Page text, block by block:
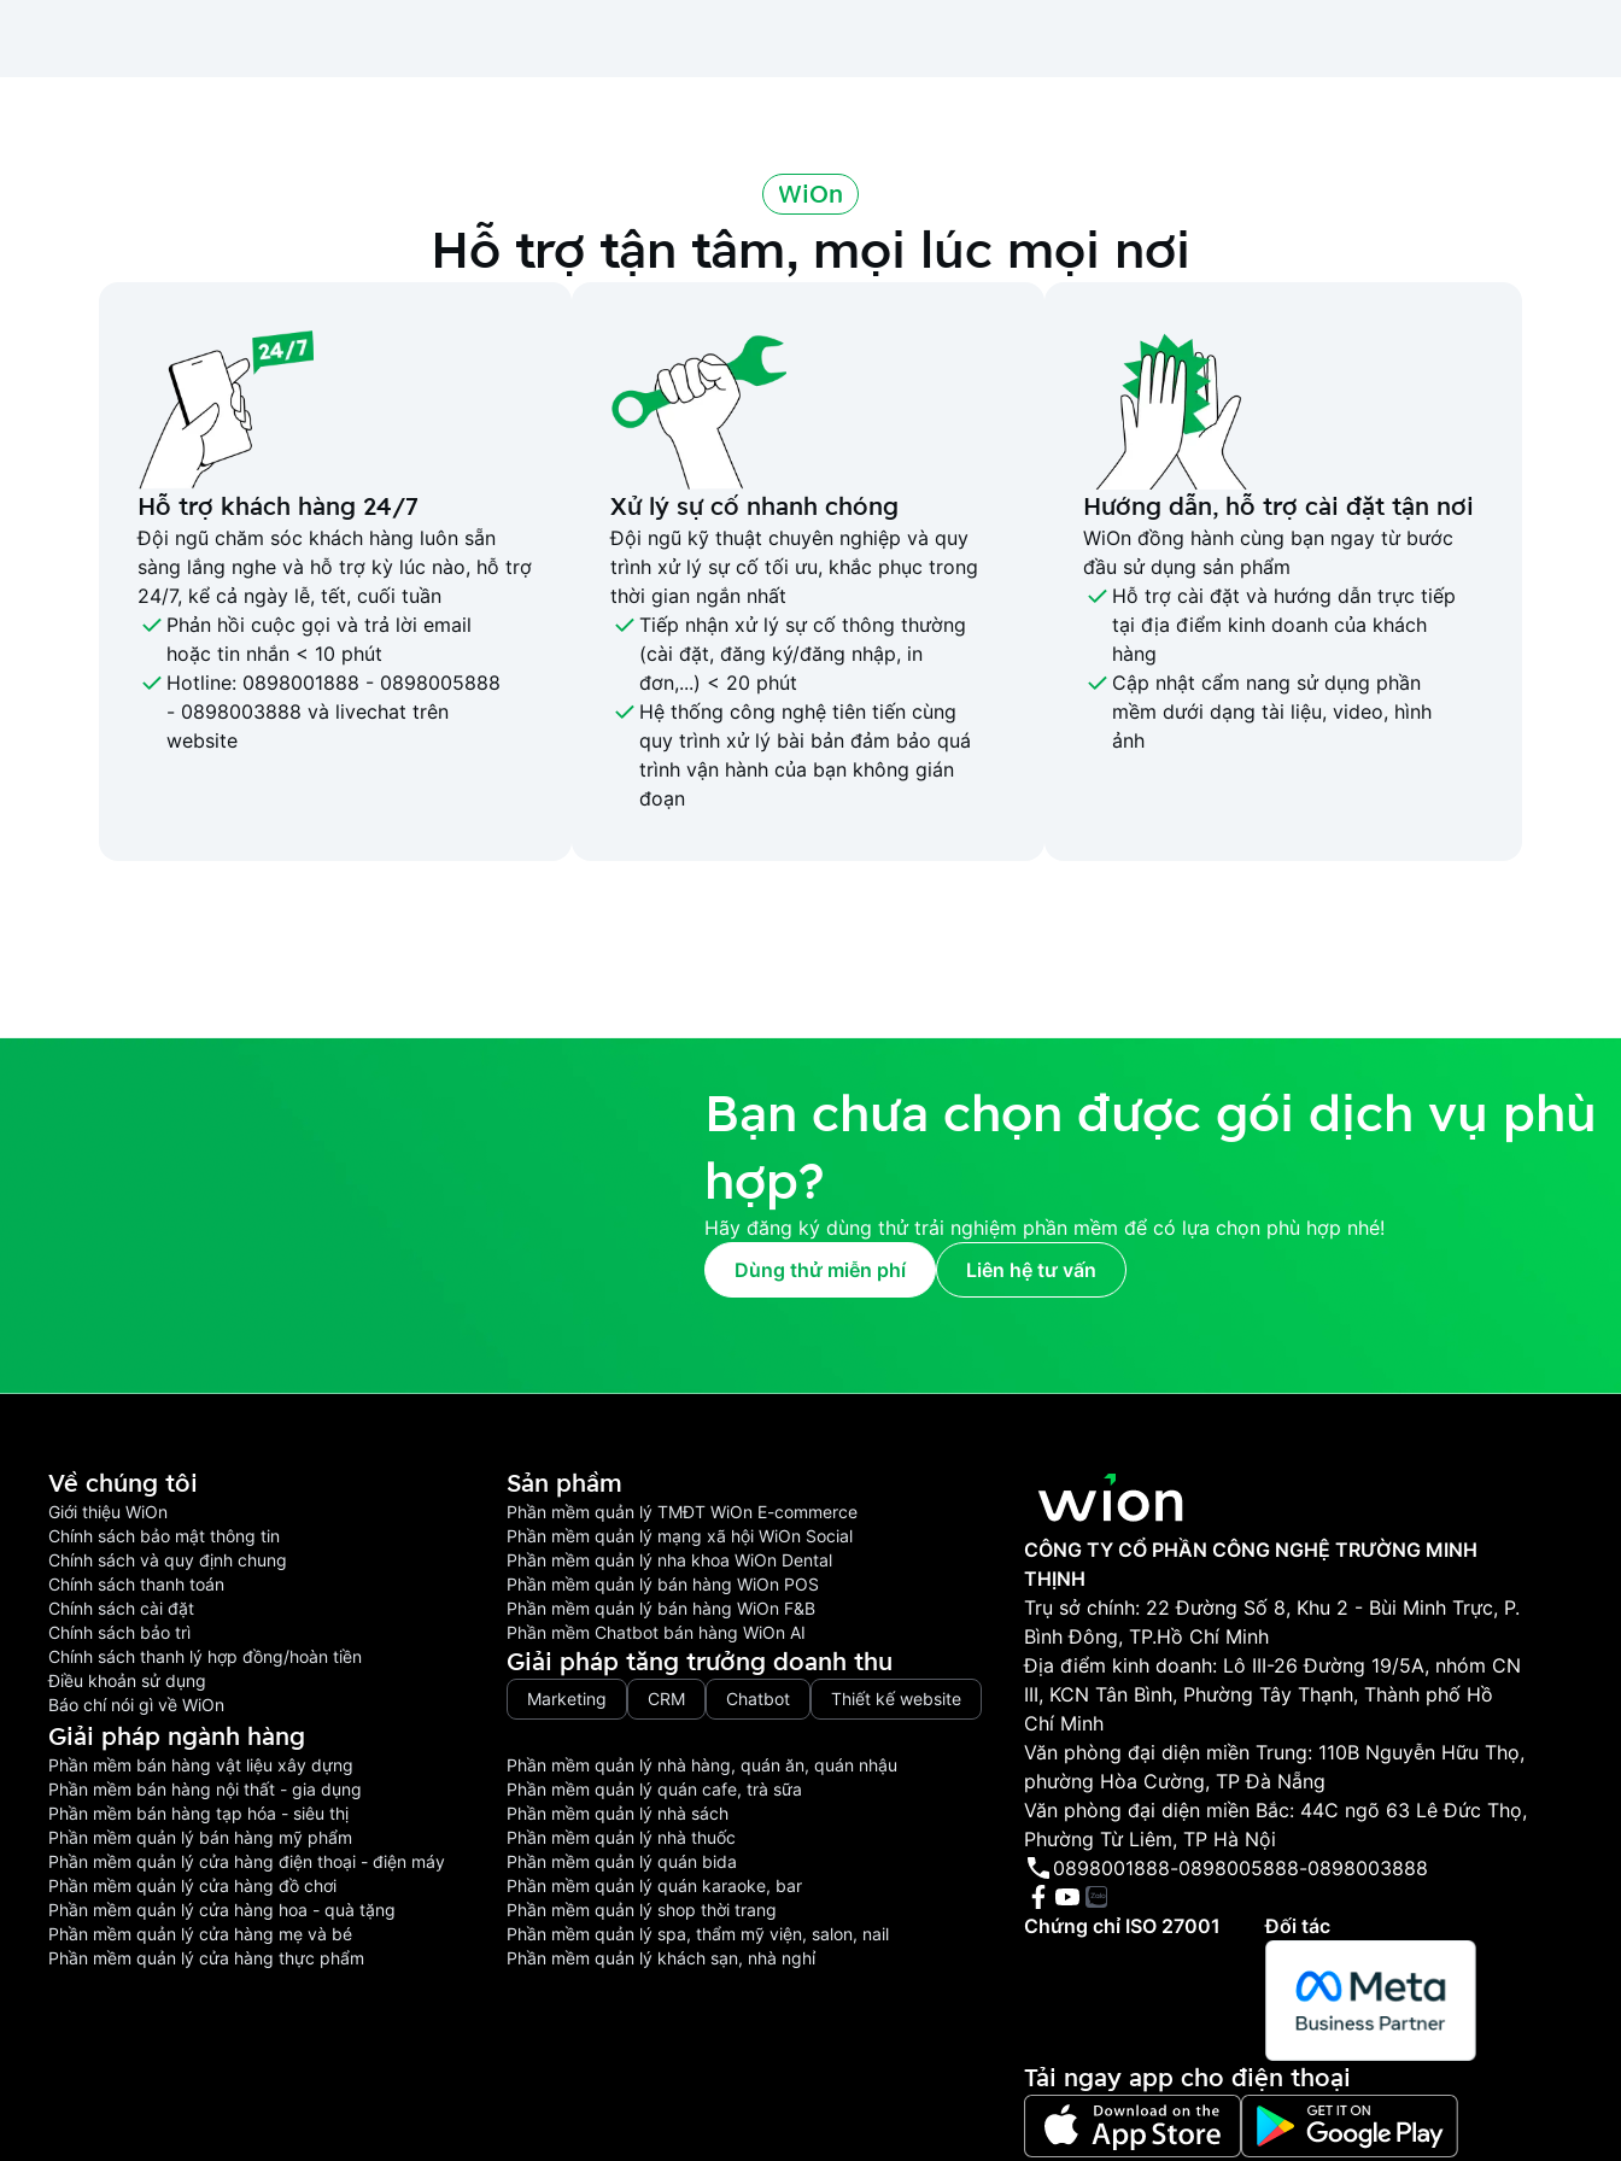
WiOn
Hỗ trợ tận tâm, mọi lúc mọi nơi
Hỗ trợ khách hàng 24/7
Đội ngũ chăm sóc khách hàng luôn sẵn
sàng lắng nghe và hỗ trợ kỳ lúc nào, hỗ trợ
24/7, kể cả ngày lễ, tết, cuối tuần
Phản hồi cuộc gọi và trả lời email
hoặc tin nhắn < 10 phút
Hotline: 0898001888 - 0898005888
- 0898003888 và livechat trên
website
Xử lý sự cố nhanh chóng
Đội ngũ kỹ thuật chuyên nghiệp và quy
trình xử lý sự cố tối ưu, khắc phục trong
thời gian ngắn nhất
Tiếp nhận xử lý sự cố thông thường
(cài đặt, đăng ký/đăng nhập, in
đơn,...) < 20 phút
Hệ thống công nghệ tiên tiến cùng
quy trình xử lý bài bản đảm bảo quá
trình vận hành của bạn không gián
đoạn
Hướng dẫn, hỗ trợ cài đặt tận nơi
WiOn đồng hành cùng bạn ngay từ bước
đầu sử dụng sản phẩm
Hỗ trợ cài đặt và hướng dẫn trực tiếp
tại địa điểm kinh doanh của khách
hàng
Cập nhật cẩm nang sử dụng phần
mềm dưới dạng tài liệu, video, hình
ảnh
Bạn chưa chọn được gói dịch vụ phù
hợp?
Hãy đăng ký dùng thử trải nghiệm phần mềm để có lựa chọn phù hợp nhé!
Dùng thử miễn phí
Liên hệ tư vấn
Về chúng tôi
Giới thiệu WiOn
Chính sách bảo mật thông tin
Chính sách và quy định chung
Chính sách thanh toán
Chính sách cài đặt
Chính sách bảo trì
Chính sách thanh lý hợp đồng/hoàn tiền
Điều khoản sử dụng
Báo chí nói gì về WiOn
Sản phầm
Phần mềm quản lý TMĐT WiOn E-commerce
Phần mềm quản lý mạng xã hội WiOn Social
Phần mềm quản lý nha khoa WiOn Dental
Phần mềm quản lý bán hàng WiOn POS
Phần mềm quản lý bán hàng WiOn F&B
Phần mềm Chatbot bán hàng WiOn AI
Giải pháp tăng trưởng doanh thu
Marketing CRM Chatbot Thiết kế website
Giải pháp ngành hàng
Phần mềm bán hàng vật liệu xây dựng
Phần mềm bán hàng nội thất - gia dụng
Phần mềm bán hàng tạp hóa - siêu thị
Phần mềm quản lý bán hàng mỹ phẩm
Phần mềm quản lý cửa hàng điện thoại - điện máy
Phần mềm quản lý cửa hàng đồ chơi
Phần mềm quản lý cửa hàng hoa - quà tặng
Phần mềm quản lý cửa hàng mẹ và bé
Phần mềm quản lý cửa hàng thực phẩm
Phần mềm quản lý nhà hàng, quán ăn, quán nhậu
Phần mềm quản lý quán cafe, trà sữa
Phần mềm quản lý nhà sách
Phần mềm quản lý nhà thuốc
Phần mềm quản lý quán bida
Phần mềm quản lý quán karaoke, bar
Phần mềm quản lý shop thời trang
Phần mềm quản lý spa, thẩm mỹ viện, salon, nail
Phần mềm quản lý khách sạn, nhà nghỉ
CÔNG TY CỔ PHẦN CÔNG NGHỆ TRƯỜNG MINH
THỊNH
Trụ sở chính: 22 Đường Số 8, Khu 2 - Bùi Minh Trực, P.
Bình Đông, TP.Hồ Chí Minh
Địa điểm kinh doanh: Lô III-26 Đường 19/5A, nhóm CN
III, KCN Tân Bình, Phường Tây Thạnh, Thành phố Hồ
Chí Minh
Văn phòng đại diện miền Trung: 110B Nguyễn Hữu Thọ,
phường Hòa Cường, TP Đà Nẵng
Văn phòng đại diện miền Bắc: 44C ngõ 63 Lê Đức Thọ,
Phường Từ Liêm, TP Hà Nội
0898001888-0898005888-0898003888
Chứng chỉ ISO 27001 Đối tác
Tải ngay app cho điện thoại